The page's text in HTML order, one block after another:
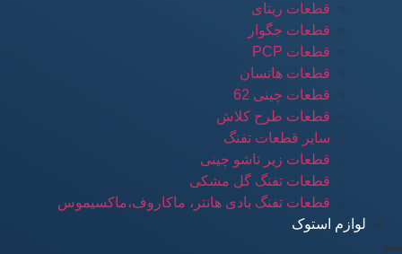
قطعات ریتای
قطعات جگوار
قطعات PCP
قطعات هاتسان
قطعات چینی 62
قطعات طرح کلاش
سایر قطعات تفنگ
قطعات زیر تاشو چینی
قطعات تفنگ گل مشکی
قطعات تفنگ بادی هانتر، ماکاروف،ماکسیموس
لوازم استوک
منو